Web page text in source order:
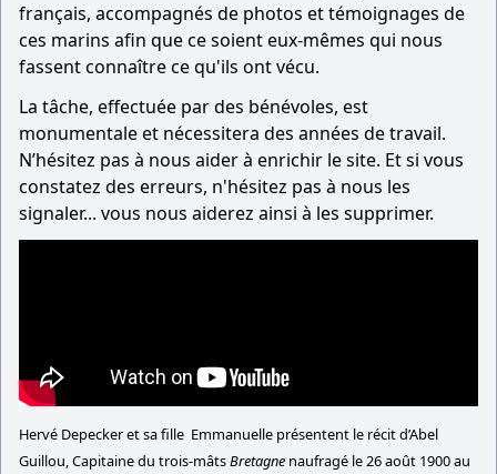
français, accompagnés de photos et témoignages de
ces marins afin que ce soient eux-mêmes qui nous
fassent connaître ce qu'ils ont vécu.
La tâche, effectuée par des bénévoles, est
monumentale et nécessitera des années de travail.
N’hésitez pas à nous aider à enrichir le site. Et si vous
constatez des erreurs, n'hésitez pas à nous les
signaler... vous nous aiderez ainsi à les supprimer.
Hervé Depecker et sa fille Emmanuelle présentent le récit d’Abel
Guillou, Capitaine du trois-mâtsBretagne naufragé le 26 août 1900 au